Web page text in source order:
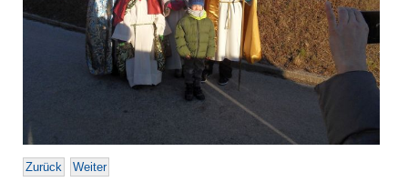
Zurück Weiter